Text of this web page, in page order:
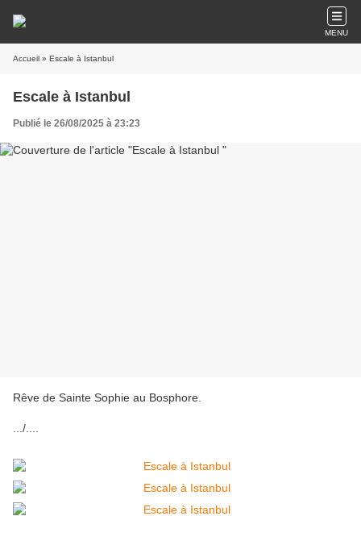
MENU
Accueil » Escale à Istanbul
Escale à Istanbul
Publié le 26/08/2025 à 23:23
Rêve de Sainte Sophie au Bosphore.
.../....